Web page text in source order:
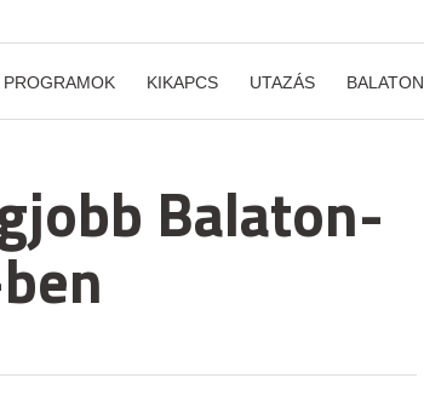
PROGRAMOK KIKAPCS UTAZÁS BALATON
Balaton-